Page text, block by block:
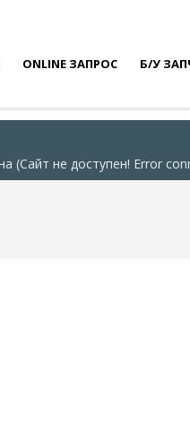
ONLINE ЗАПРОС Б/У
(Сайт не доступен! Error